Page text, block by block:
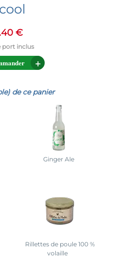
€
de ce panier
Ginger Ale
Rillettes de poule 100 %
volaille